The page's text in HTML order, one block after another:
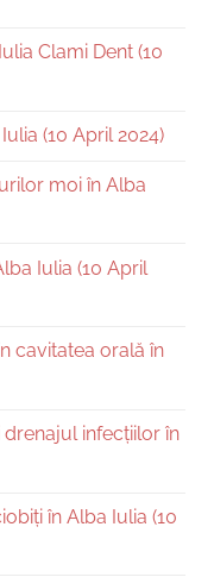
Clami Dent (10
(10 April 2024)
moi în Alba
Iulia (10 April
cavitatea orală în
infecțiilor în
în Alba Iulia (10